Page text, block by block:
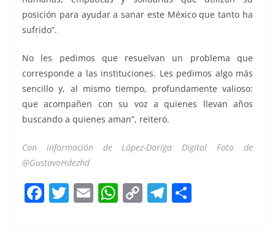
posición para ayudar a sanar este México que tanto ha
sufrido”.
No les pedimos que resuelvan un problema que
corresponde a las instituciones. Les pedimos algo más
sencillo y, al mismo tiempo, profundamente valioso:
que acompañen con su voz a quienes llevan años
buscando a quienes aman”, reiteró.
Con información de López-Doriga Digital Foto de
@GustavoHdezhd
F T E W C T